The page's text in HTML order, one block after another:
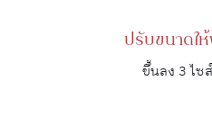
ปรับขนาดใ
ขึ้นลง 3 ไซส์